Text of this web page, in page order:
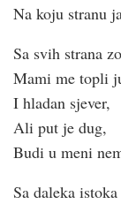
Na koju stranu
Sa svih strana
Mami me topli
I hladan sjever,
Ali put je dug,
Budi u meni
Sa daleka istoka